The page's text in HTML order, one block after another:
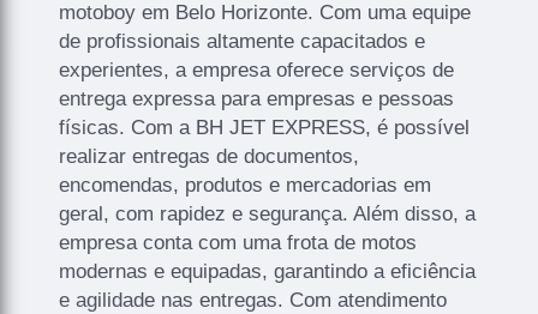
motoboy em Belo Horizonte. Com uma equipe
de profissionais altamente capacitados e
experientes, a empresa oferece serviços de
entrega expressa para empresas e pessoas
físicas. Com a BH JET EXPRESS, é possível
realizar entregas de documentos,
encomendas, produtos e mercadorias em
geral, com rapidez e segurança. Além disso, a
empresa conta com uma frota de motos
modernas e equipadas, garantindo a eficiência
e agilidade nas entregas. Com atendimento